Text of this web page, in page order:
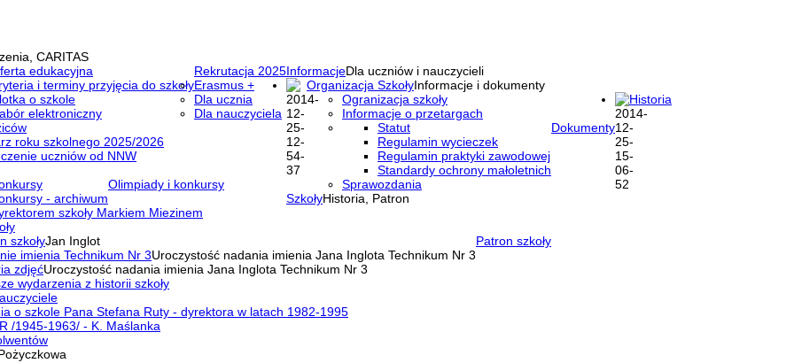
CARITAS
InformacjeDla uczniów i nauczycieli
Rekrutacja 2025
edukacyjna
i terminy przyjęcia do szkoły
o szkole
elektroniczny
Erasmus +
Dla ucznia
Dla nauczyciela
roku szkolnego 2025/2026
uczniów od NNW
Olimpiady i konkursy
- archiwum
Organizacja SzkołyInformacje i dokumenty
Ogranizacja szkoły
Informacje o przetargach
Dokumenty
Statut
Regulamin wycieczek
Regulamin praktyki zawodowej
Standardy ochrony małoletnich
Sprawozdania
Historia
SzkołyHistoria, Patron
szkoły Markiem Miezinem
Patron szkoły
szkołyJan Inglot
imienia Technikum Nr 3Uroczystość nadania imienia Jana Inglota Technikum Nr 3
zdjęćUroczystość nadania imienia Jana Inglota Technikum Nr 3
wydarzenia z historii szkoły
o szkole Pana Stefana Ruty - dyrektora w latach 1982-1995
/1945-1963/ - K. Maślanka